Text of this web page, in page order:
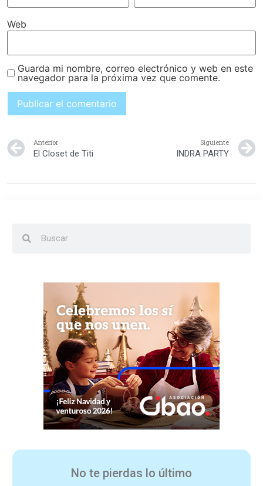
Web
Guarda mi nombre, correo electrónico y web en este
navegador para la próxima vez que comente.
Anterior
El Closet de Titi
Siguiente
INDRA PARTY
No te pierdas lo último